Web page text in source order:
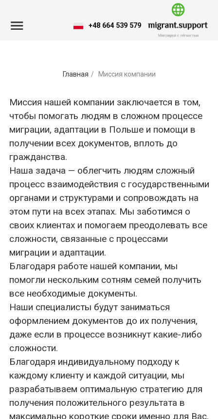
+48 664 539 579
Главная / Миссия компании
чтобы помогать людям в сложном процессе
миграции, адаптации в Польше и помощи в
получении всех документов, вплоть до
гражданства.
Наша задача — облегчить людям сложный
процесс взаимодействия с государственными
органами и структурами и сопровождать на
этом пути на всех этапах. Мы заботимся о
своих клиентах и помогаем преодолевать все
сложности, связанные с процессами
миграции и адаптации.
Благодаря работе нашей компании, мы
все необходимые документы.
Наши специалисты будут заниматься
оформлением документов до их получения,
даже если в процессе возникнут какие-либо
сложности.
Благодаря индивидуальному подходу к
каждому клиенту и каждой ситуации, мы
разрабатываем оптимальную стратегию для
получения положительного результата в
максимально короткие сроки именно для Вас.
Мы ценим каждого клиента.
Оставить заявку